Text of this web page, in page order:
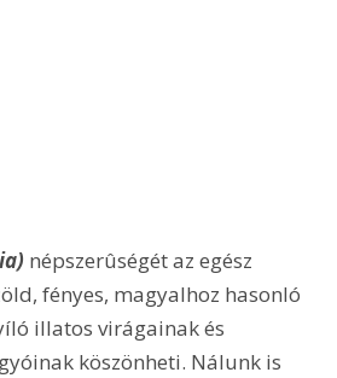
népszerûségét az egész
fényes, magyalhoz hasonló
illatos virágainak és
köszönheti. Nálunk is